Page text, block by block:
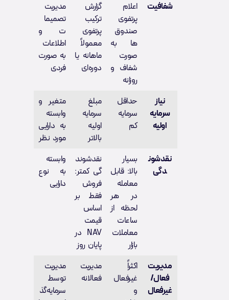
شفافیت
اعلام
پرتفوی
صندوق‌
ها به
صورت
شفاف و
روزانه
گزارش
ترکیب
پرتفوی
معمولاً
ماهانه یا
دوره‌ای
مدیریت
تصمیما
ت و
اطلاعات
به صورت
فردی
نیاز
سرمایه
اولیه
حداقل
سرمایه
کم
مبلغ
سرمایه
اولیه
بالاتر
متغیر و
وابسته
به دارایی
مورد نظر
نقدشون
دگی
بسیار
بالا: قابل
معامله
در هر
لحظه از
ساعات
معاملات
بازار
نقدشوند
گی کمتر:
فروش
فقط بر
اساس
قیمت
NAV در
پایان روز
وابسته
به نوع
دارایی
مدیریت
فعال/
غیرفعال
اکثراً
غیرفعال
و
مدیریت
فعالانه
مدیریت
توسط
سرمایه‌گذ